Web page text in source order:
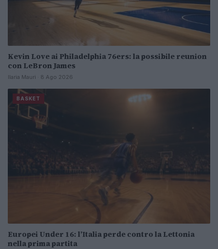
Kevin Love ai Philadelphia 76ers: la possibile reunion
con LeBron James
Ilaria Mauri · 8 Ago 2026
BASKET
Europei Under 16: l’Italia perde contro la Lettonia
nella prima partita